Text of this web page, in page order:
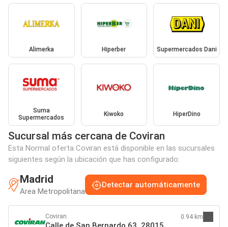
Alimerka Hiperber Supermercados Dani
Suma
Supermercados
Kiwoko HiperDino
Sucursal más cercana de Coviran
Esta Normal oferta Coviran está disponible en las sucursales
siguientes según la ubicación que has configurado:
Madrid
Area Metropolitana
Detectar automáticamente
Coviran 0.94 km